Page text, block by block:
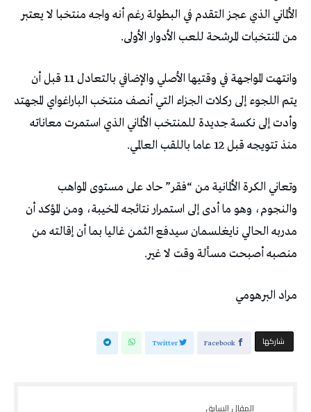
الألماني الذي عجز التقدم في البطولة رغم أنه واجه منتخبا لا يعتبر
من المنتخبات المرشحة للعب الأدوار الأولى.
وانتهت المواجهة في وقتيها الأصلي والإضافي بالتعادل 1ـ1 قبل أن
يتم اللجوء إلى ركلات الجزاء التي أنصف منتخب الباراغواي المجهتد
وأدت إلى نكسة جديدة للمنتخب الألماني الذي استمرت معاناته
منذ تتويجه قبل 12 عاما باللقب العالمي.
وتعاني الكرة الألمانية من “فقر” حاد على مستوى المواهب
والنجوم، وهو ما أدى إلى استمرار نتائجه المخيبة، ومن المؤكد أن
مدربه الحالي نايغلسمان سيدفع الثمن غاليا بما أن إقالته من
منصبه أصبحت مسألة وقت لا غير.
مراد البرهومي
‫‫ شاركها‬ Facebook
Twitter